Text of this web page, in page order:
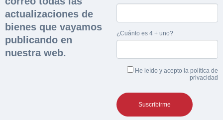
actualizaciones de
bienes que vayamos
publicando en
nuestra web.
¿Cuánto es 4 + uno?
He leído y acepto la política de
privacidad
Rellene este formulario y recibirá en su email el
enlace para descargar la documentación
Nombre y Apellidos*
Teléfono*
Nombre y Apellidos*
Sobre Merfinsa
Venta de bienes muebles